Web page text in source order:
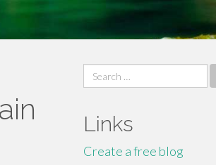
Search
for:
Links
Create a free blog